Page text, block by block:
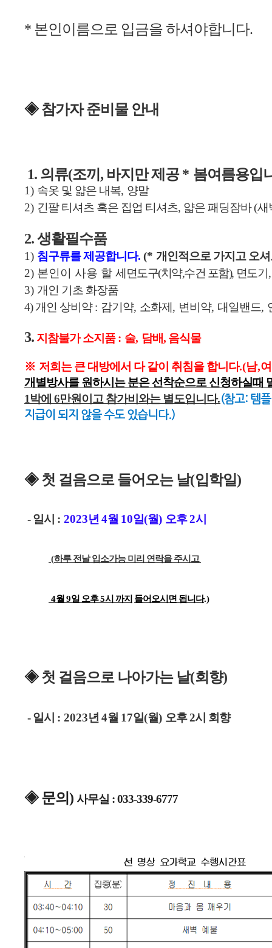
* 본인이름으로 입금을 하셔야합니다.
◈ 참가자 준비물 안내
1. 의류(조끼, 바지만 제공* 봄여름용입
1) 속옷 및 얇은 내복, 양말
2) 긴팔 티셔츠 혹은 집업 티셔츠, 얇은 패딩잠바(새
2. 생활필수품
1) 침구류를 제공합니다. (* 개인적으로 가지고 오
2) 본인이 사용 할 세면도구(치약,수건 포함), 면도기 ,
3) 개인 기초 화장품
4) 개인 상비약: 감기약, 소화제 , 변비약, 대일밴드,
3. 지참불가 소지품 : 술, 담배, 음식물
※ 저희는 큰 대방에서 다 같이 취침을 합니다.(남,
개별방사를 원하시는 분은 선착순으로 신청하실때
1박에 6만원이고 참가비와는 별도입니다.(참고: 템
지급이 되지 않을 수도 있습니다.)
◈ 첫 걸음으로 들어오는 날(입학일)
- 일시 : 2023년 4월 10일(월) 오후2시
(하루 전날 입소가능미리 연락을 주시고
4월 9일 오후5시 까지 들어오시면 됩니다.)
◈ 첫 걸음으로 나아가는 날(회향)
- 일시 : 2023년 4월 17일(월) 오후 2시 회향
◈ 문의) 사무실 : 033-339-6777